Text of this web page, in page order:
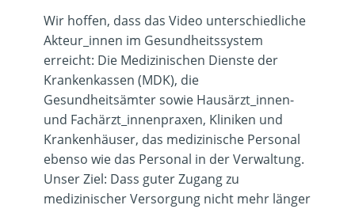
Wir hoffen, dass das Video unterschiedliche
Akteur_innen im Gesundheitssystem
erreicht: Die Medizinischen Dienste der
Krankenkassen (MDK), die
Gesundheitsämter sowie Hausärzt_innen-
und Fachärzt_innenpraxen, Kliniken und
Krankenhäuser, das medizinische Personal
ebenso wie das Personal in der Verwaltung.
Unser Ziel: Dass guter Zugang zu
medizinischer Versorgung nicht mehr länger